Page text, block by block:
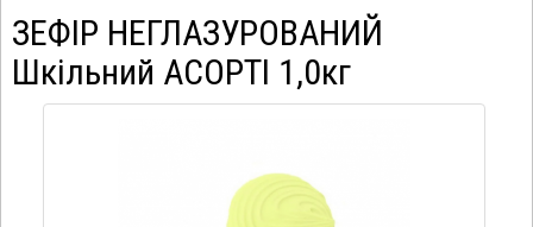
ЗЕФІР НЕГЛАЗУРОВАНИЙ
Шкільний АСОРТІ 1,0кг